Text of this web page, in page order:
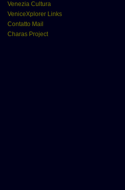
Venezia Cultura
VeniceXplorer Links
Contatto Mail
Charas Project